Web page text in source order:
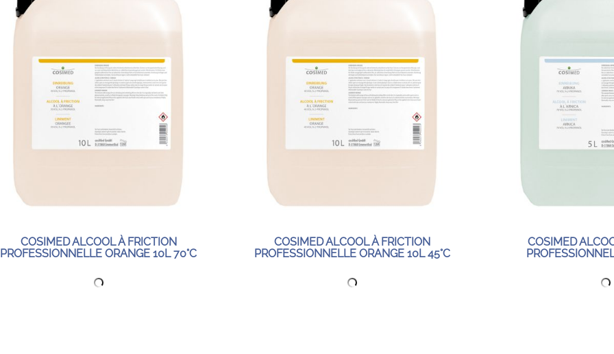
COSIMED ALCOOL À FRICTION
PROFESSIONNELLE ORANGE 10L 70°C
COSIMED ALCOOL À FRICTION
PROFESSIONNELLE ORANGE 10L 45°C
COSIMED